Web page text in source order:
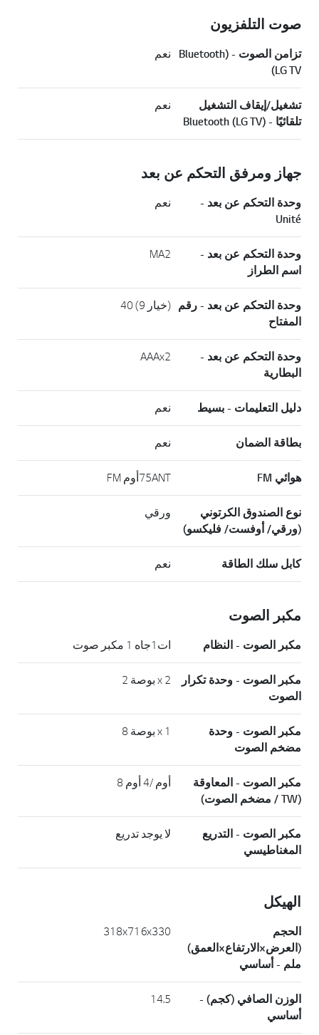
صوت التلفزيون
تزامن الصوت - (Bluetooth
(LG TV
نعم
تشغيل/إيقاف التشغيل
تلقائيًا - (Bluetooth (LG TV
نعم
جهاز ومرفق التحكم عن بعد
وحدة التحكم عن بعد -
Unité
نعم
وحدة التحكم عن بعد -
اسم الطراز
MA2
وحدة التحكم عن بعد - رقم
المفتاح
(خيار 9) 40
وحدة التحكم عن بعد -
البطارية
AAAx2
دليل التعليمات - بسيط نعم
بطاقة الضمان نعم
هوائي FM 75ANTأوم FM
نوع الصندوق الكرتوني
(ورقي/ أوفست/ فليكسو)
ورقي
كابل سلك الطاقة نعم
مكبر الصوت
مكبر الصوت - النظام ات1جاه 1 مكبر صوت
مكبر الصوت - وحدة تكرار
الصوت
x 2 بوصة 2
مكبر الصوت - وحدة
مضخم الصوت
x 1 بوصة 8
مكبر الصوت - المعاوقة
(TW / مضخم الصوت)
أوم /4 أوم 8
مكبر الصوت - التدريع
المغناطيسي
لا يوجد تدريع
الهيكل
الحجم
(العرض×الارتفاع×العمق)
ملم - أساسي
318x716x330
الوزن الصافي (كجم) -
أساسي
14.5